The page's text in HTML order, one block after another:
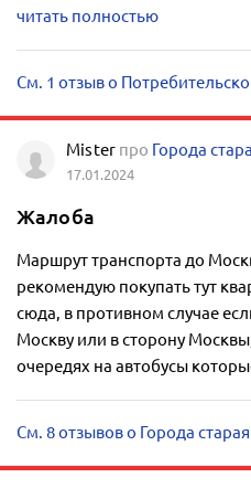
читать полностью
См. 1 отзыв о
Mister про Города
17.01.2024
Жалоба
Маршрут транспорта до
рекомендую покупать тут
сюда, в противном случае
Москву или в сторону
очередях на автобусы
См. 8 отзывов о Города